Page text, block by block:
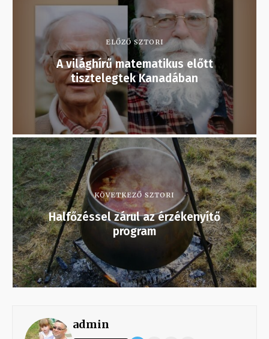
ELŐZŐ SZTORI
A világhírű matematikus előtt
tisztelegtek Kanadában
KÖVETKEZŐ SZTORI
Halfőzéssel zárul az érzékenyítő
program
admin